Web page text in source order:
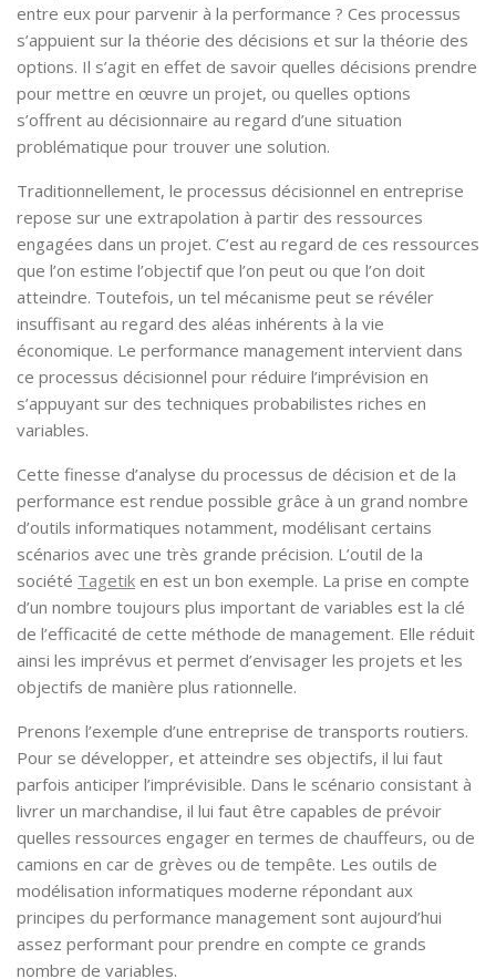
entre eux pour parvenir à la performance ? Ces processus
s’appuient sur la théorie des décisions et sur la théorie des
options. Il s’agit en effet de savoir quelles décisions prendre
pour mettre en œuvre un projet, ou quelles options
s’offrent au décisionnaire au regard d’une situation
problématique pour trouver une solution.
Traditionnellement, le processus décisionnel en entreprise
repose sur une extrapolation à partir des ressources
engagées dans un projet. C’est au regard de ces ressources
que l’on estime l’objectif que l’on peut ou que l’on doit
atteindre. Toutefois, un tel mécanisme peut se révéler
insuffisant au regard des aléas inhérents à la vie
économique. Le performance management intervient dans
ce processus décisionnel pour réduire l’imprévision en
s’appuyant sur des techniques probabilistes riches en
variables.
Cette finesse d’analyse du processus de décision et de la
performance est rendue possible grâce à un grand nombre
d’outils informatiques notamment, modélisant certains
scénarios avec une très grande précision. L’outil de la
société Tagetik en est un bon exemple. La prise en compte
d’un nombre toujours plus important de variables est la clé
de l’efficacité de cette méthode de management. Elle réduit
ainsi les imprévus et permet d’envisager les projets et les
objectifs de manière plus rationnelle.
Prenons l’exemple d’une entreprise de transports routiers.
Pour se développer, et atteindre ses objectifs, il lui faut
parfois anticiper l’imprévisible. Dans le scénario consistant à
livrer un marchandise, il lui faut être capables de prévoir
quelles ressources engager en termes de chauffeurs, ou de
camions en car de grèves ou de tempête. Les outils de
modélisation informatiques moderne répondant aux
principes du performance management sont aujourd’hui
assez performant pour prendre en compte ce grands
nombre de variables.